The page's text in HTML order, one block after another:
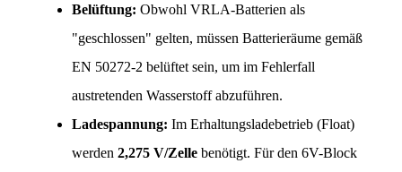
Belüftung: Obwohl VRLA-Batterien als
"geschlossen" gelten, müssen Batterieräume gemäß
EN 50272-2 belüftet sein, um im Fehlerfall
austretenden Wasserstoff abzuführen.
Ladespannung: Im Erhaltungsladebetrieb (Float)
werden 2,275 V/Zelle benötigt. Für den 6V-Block